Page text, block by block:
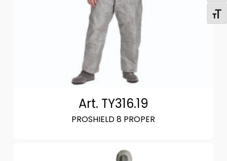
Art. TY316.19
PROSHIELD 8 PROPER